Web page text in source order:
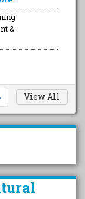
of
Proven
View All